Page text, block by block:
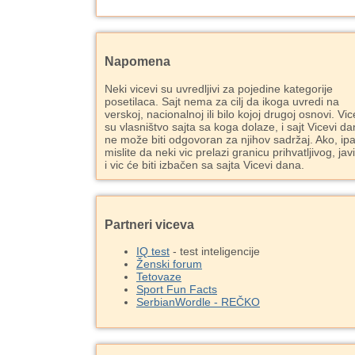
Napomena
Neki vicevi su uvredljivi za pojedine kategorije
posetilaca. Sajt nema za cilj da ikoga uvredi na
verskoj, nacionalnoj ili bilo kojoj drugoj osnovi.
su vlasništvo sajta sa koga dolaze, i sajt Vicevi
ne može biti odgovoran za njihov sadržaj. Ako,
mislite da neki vic prelazi granicu prihvatljivog,
i vic će biti izbačen sa sajta Vicevi dana.
Partneri viceva
IQ test - test inteligencije
Ženski forum
Tetovaze
Sport Fun Facts
SerbianWordle - REČKO